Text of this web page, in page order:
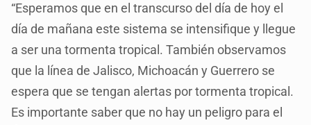
“Esperamos que en el transcurso del día de hoy el
día de mañana este sistema se intensifique y llegue
a ser una tormenta tropical. También observamos
que la línea de Jalisco, Michoacán y Guerrero se
espera que se tengan alertas por tormenta tropical.
Es importante saber que no hay un peligro para el